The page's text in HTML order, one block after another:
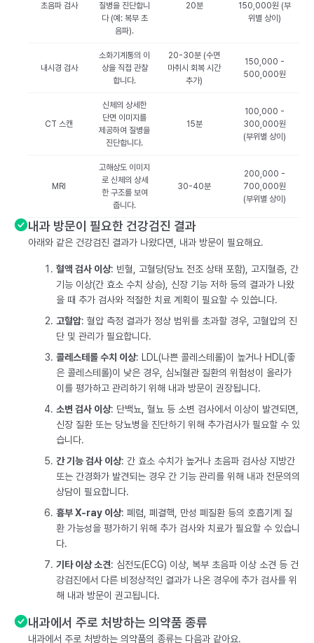
초음파 검사
질병을 진단합니
다 (예: 복부 초
음파).
20분
150,000원 (부
위별 상이)
내시경 검사
소화기계통의 이
상을 직접 관찰
합니다.
20-30분 (수면
마취시 회복 시간
추가)
150,000 -
500,000원
CT 스캔
신체의 상세한
단면 이미지를
제공하여 질병을
진단합니다.
15분
100,000 -
300,000원
(부위별 상이)
MRI
고해상도 이미지
로 신체의 상세
한 구조를 보여
줍니다.
30-40분
200,000 -
700,000원
(부위별 상이)
내과 방문이 필요한 건강검진 결과
아래와 같은 건강검진 결과가 나왔다면, 내과 방문이 필요해요.
혈액 검사 이상: 빈혈, 고혈당(당뇨 전조 상태 포함), 고지혈증, 간
기능 이상(간 효소 수치 상승), 신장 기능 저하 등의 결과가 나왔
을 때 추가 검사와 적절한 치료 계획이 필요할 수 있씁니다.
고혈압: 혈압 측정 결과가 정상 범위를 초과할 경우, 고혈압의 진
단 및 관리가 필요합니다.
콜레스테롤 수치 이상: LDL(나쁜 콜레스테롤)이 높거나 HDL(좋
은 콜레스테롤)이 낮은 경우, 심뇌혈관 질환의 위험성이 올라가
이를 평가하고 관리하기 위해 내과 방문이 권장됩니다.
소변 검사 이상: 단백뇨, 혈뇨 등 소변 검사에서 이상이 발견되면,
신장 질환 또는 당뇨병을 진단하기 위해 추가검사가 필요할 수 있
습니다.
간 기능 검사 이상: 간 효소 수치가 높거나 초음파 검사상 지방간
또는 간경화가 발견되는 경우 간 기능 관리를 위해 내과 전문의의
상담이 필요합니다.
흉부 X-ray 이상: 폐렴, 폐결핵, 만성 폐질환 등의 호흡기계 질
환 가능성을 평가하기 위해 추가 검사와 치료가 필요할 수 있습니
다.
기타 이상 소견: 심전도(ECG) 이상, 복부 초음파 이상 소견 등 건
강검진에서 다른 비정상적인 결과가 나온 경우에 추가 검사를 위
해 내과 방문이 권고됩니다.
내과에서 주로 처방하는 의약품 종류
내과에서 주로 처방하는 의약품의 종류는 다음과 같아요.